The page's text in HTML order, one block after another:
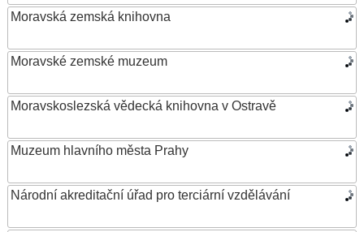
Moravská zemská knihovna
Moravské zemské muzeum
Moravskoslezská vědecká knihovna v Ostravě
Muzeum hlavního města Prahy
Národní akreditační úřad pro terciární vzdělávání